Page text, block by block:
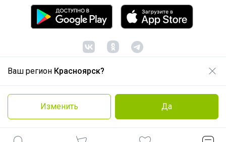
Ваш регион Красноярск?
Изменить Да
© ООО "Лявита", ОГРН 1122468054070, 2012 -2026
Политика конфиденциальности
Cоглашение пользователя